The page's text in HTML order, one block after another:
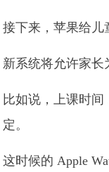
接下来，苹果给儿
新系统将允许家长
比如说，上课时
定。
这时候的 Apple